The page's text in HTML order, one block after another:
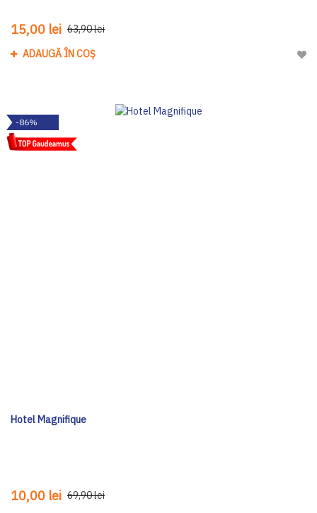
15,00 lei 63,90 lei
ADAUGĂ ÎN COȘ
-86%
Hotel Magnifique
10,00 lei 69,90 lei